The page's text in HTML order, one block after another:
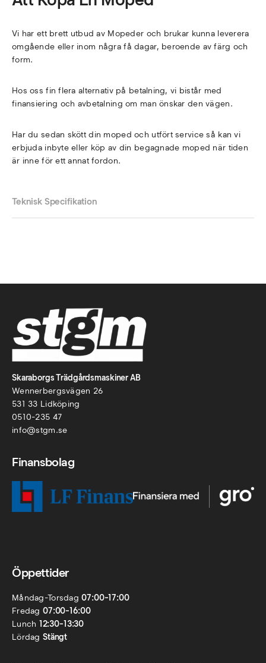
Vi har ett brett utbud av Mopeder och brukar kunna leverera
omgående eller inom några få dagar, beroende av färg och
form.
Hos oss fin flera alternativ på betalning, vi bistår med
finansiering och avbetalning om man önskar den vägen.
Har du sedan skött din moped och utfört service så kan vi
erbjuda inbyte eller köp av din begagnade moped när tiden
är inne för ett annat fordon.
Teknisk Specifikation
Skaraborgs Trädgårdsmaskiner AB
Wennerbergsvägen 26
531 33 Lidköping
0510-235 47
info@stgm.se
Finansbolag
Öppettider
Måndag-Torsdag07:00-17:00
Fredag 07:00-16:00
Lunch 12:30-13:30
Lördag Stängt